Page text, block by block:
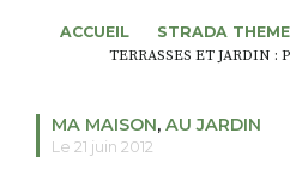
ALTER STRADA
ACCUEIL STRADA
TERRASSES ET JARDIN
MA MAISON, AU JARDIN
Le 21 juin 2012